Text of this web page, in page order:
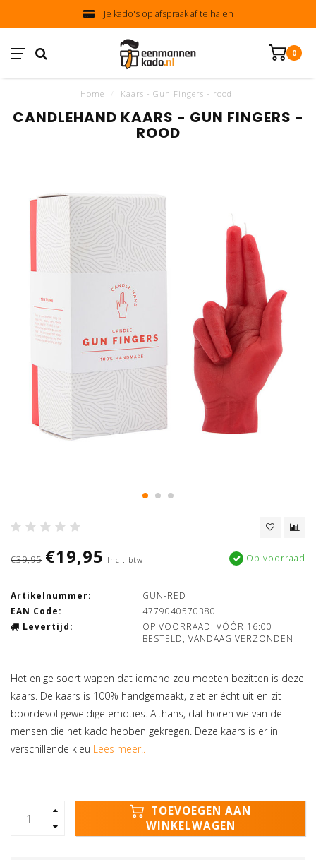
Je kado's op afspraak af te halen
0
Home Kaars - Gun Fingers - rood
CANDLEHAND KAARS - GUN FINGERS -
ROOD
€39,95 €19,95 Incl. btw Op voorraad
Artikelnummer:
GUN-RED
EAN Code:
4779040570380
Levertijd:
OP VOORRAAD: VÓÓR 16:00
BESTELD, VANDAAG VERZONDEN
Het enige soort wapen dat iemand zou moeten bezitten is deze
kaars. De kaars is 100% handgemaakt, ziet er écht uit en zit
boordevol geweldige emoties. Althans, dat horen we van de
mensen die het kado hebben gekregen. Deze kaars is er in
verschillende kleu Lees meer..
TOEVOEGEN AAN
WINKELWAGEN